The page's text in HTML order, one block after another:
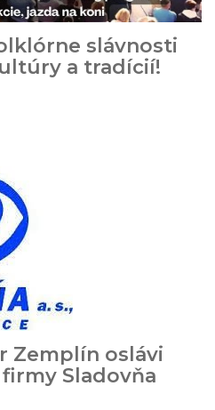
slávnosti
a tradícií!
Zemplín oslávi
Sladovňa